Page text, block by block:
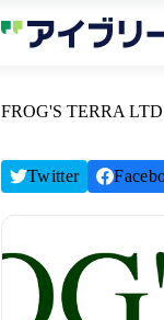
FROG'S TERRA
Twitter